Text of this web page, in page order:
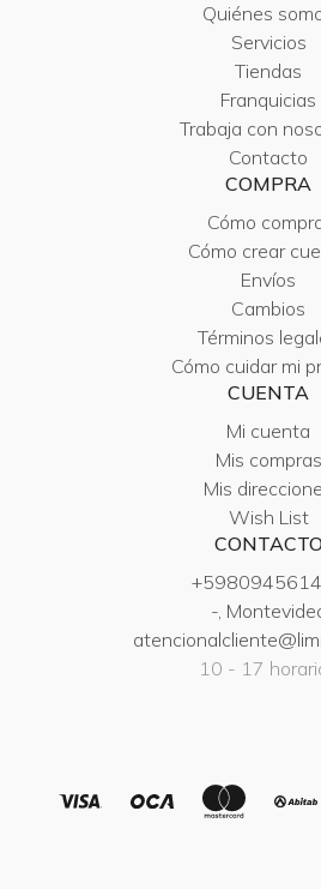
Quiénes
Servicios
Tiendas
Franquicias
Trabaja con
Contacto
COMPRA
Cómo
Cómo crear
Envíos
Cambios
Términos
Cómo cuidar mi
CUENTA
Mi cuenta
Mis compras
Mis
Wish List
-,
10 - 17